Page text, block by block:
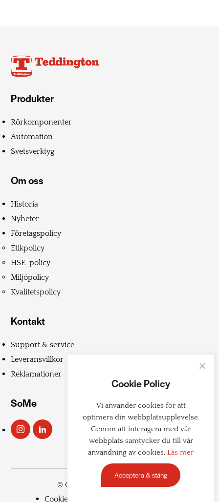
Produkter
Rörkomponenter
Automation
Svetsverktyg
Om oss
Historia
Nyheter
Företagspolicy
Etikpolicy
HSE-policy
Miljöpolicy
Kvalitetspolicy
Kontakt
Support & service
Leveransvillkor
Reklamationer
SoMe
© Copyright 2026 Teddington
Cookiepolicy
Cookie Policy
Vi använder cookies för att
optimera din webbplatsupplevelse.
Genom att interagera med vår
webbplats samtycker du till vår
användning av cookies. Läs mer
Acceptera & stäng